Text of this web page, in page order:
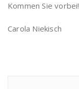
Kommen Sie vorbei!
Carola Niekisch